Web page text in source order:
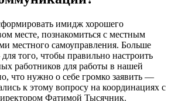
имидж хорошего
месте, познакомиться с местным
местного самоуправления. Больше
того, чтобы правильно настроить
работников для работы в нашей
что нужно о себе громко заявить —
к этому вопросу на координациях с
Фатимой Тысячник.